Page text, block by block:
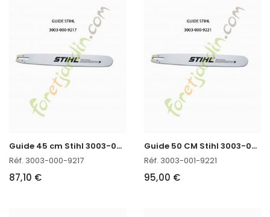
G
uide 45 cm Stihl 3003-000-9217
Réf. 3003-000-9217
87,10 €
G
uide 50 CM Stihl 3003-001-9221
Réf. 3003-001-9221
95,00 €